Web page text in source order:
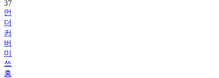
더
커
버
미
쓰
홍
1